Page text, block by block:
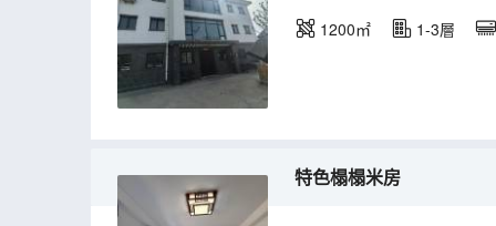
1200㎡ 1-3層
特色榻榻米房